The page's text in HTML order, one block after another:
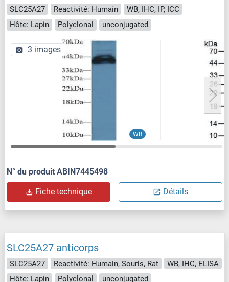
SLC25A27 Reactivité: Humain
WB, IHC, IP, ICC
Hôte: Lapin
Polyclonal unconjugated
WB
3 images
N° du produit ABIN7445498
Fiche technique Détails
SLC25A27 anticorps
SLC25A27 Reactivité: Humain, Souris, Rat
WB, IHC, ELISA
Hôte: Lapin
Polyclonal unconjugated